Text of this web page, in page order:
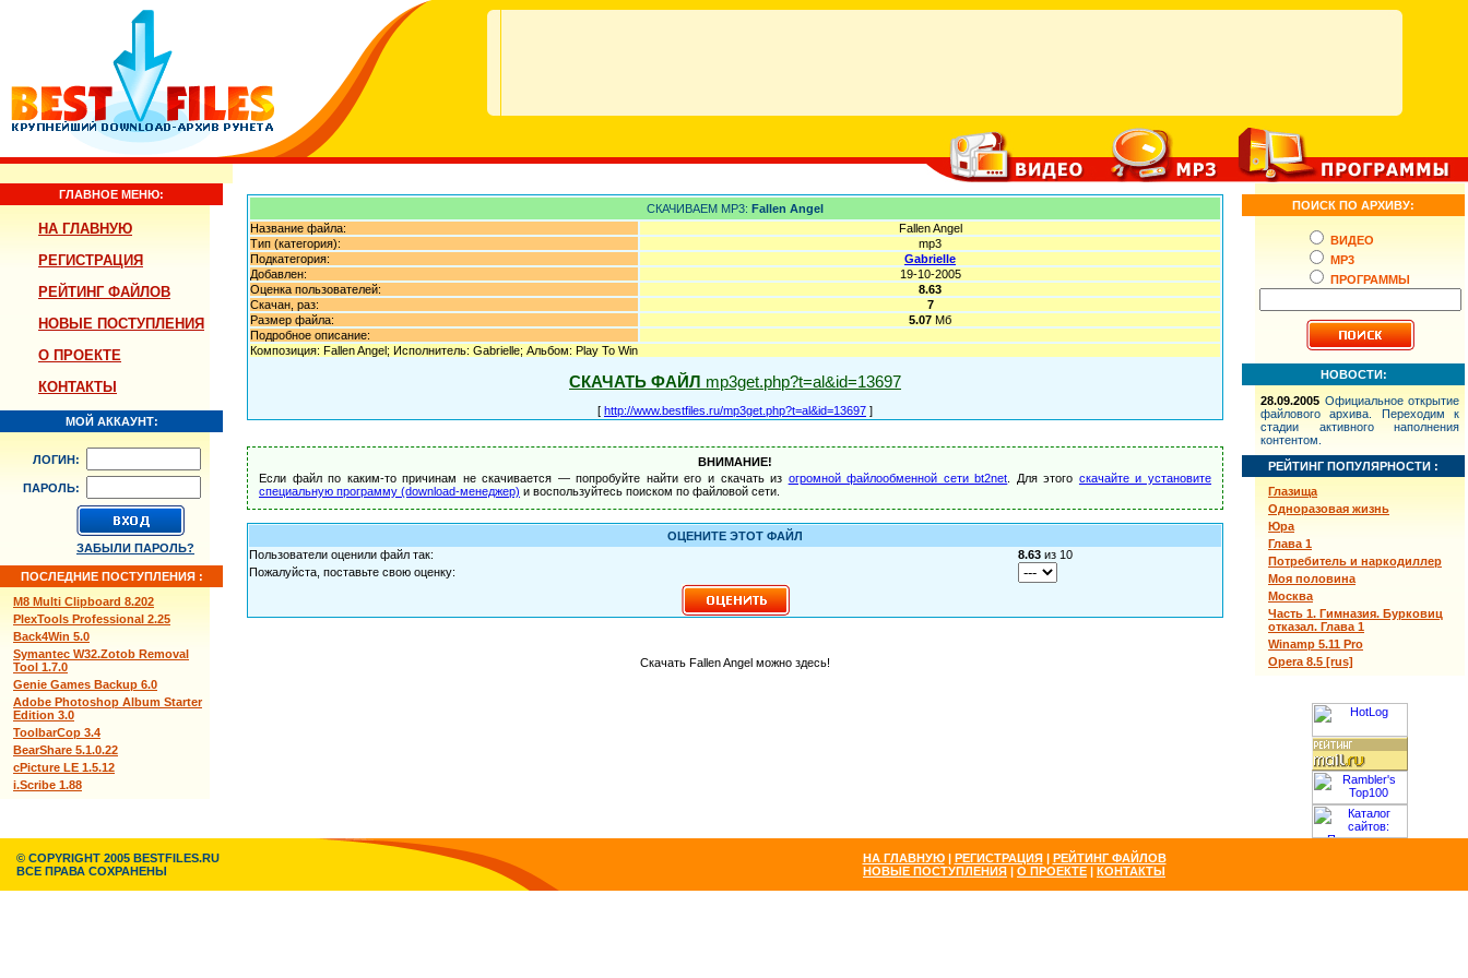
ГЛАВНОЕ МЕНЮ:
НА ГЛАВНУЮ
РЕГИСТРАЦИЯ
РЕЙТИНГ ФАЙЛОВ
НОВЫЕ ПОСТУПЛЕНИЯ
О ПРОЕКТЕ
КОНТАКТЫ
МОЙ АККАУНТ:
ЛОГИН:
ПАРОЛЬ:
ЗАБЫЛИ ПАРОЛЬ?
ПОСЛЕДНИЕ ПОСТУПЛЕНИЯ :
M8 Multi Clipboard 8.202
PlexTools Professional 2.25
Back4Win 5.0
Symantec W32.Zotob Removal
Tool 1.7.0
Genie Games Backup 6.0
Adobe Photoshop Album Starter
Edition 3.0
ToolbarCop 3.4
BearShare 5.1.0.22
cPicture LE 1.5.12
i.Scribe 1.88
СКАЧИВАЕМ MP3: Fallen Angel
Название файла:
Fallen Angel
Тип (категория):
mp3
Подкатегория:
Gabrielle
Добавлен:
19-10-2005
Оценка пользователей:
8.63
Скачан, раз:
7
Размер файла:
5.07 Мб
Подробное описание:
Композиция: Fallen Angel; Исполнитель: Gabrielle; Альбом: Play To Win
СКАЧАТЬ ФАЙЛ mp3get.php?t=al&id=13697
[ http://www.bestfiles.ru/mp3get.php?t=al&id=13697 ]
ВНИМАНИЕ!
Если файл по каким-то причинам не скачивается — попробуйте найти его и скачать из огромной файлообменной сети bt2net . Для этого скачайте и установите
специальную программу (download-менеджер) и воспользуйтесь поиском по файловой сети.
ОЦЕНИТЕ ЭТОТ ФАЙЛ
Пользователи оценили файл так:
8.63 из 10
Пожалуйста, поставьте свою оценку:
Скачать Fallen Angel можно здесь!
ПОИСК ПО АРХИВУ:
ВИДЕО
MP3
ПРОГРАММЫ
НОВОСТИ:
28.09.2005 Официальное открытие
файлового архива. Переходим к
стадии активного наполнения
контентом.
РЕЙТИНГ ПОПУЛЯРНОСТИ :
Глазища
Одноразовая жизнь
Юра
Глава 1
Потребитель и наркодиллер
Моя половина
Москва
Часть 1. Гимназия. Бурковиц
отказал. Глава 1
Winamp 5.11 Pro
Opera 8.5 [rus]
© COPYRIGHT 2005 BESTFILES.RU
ВСЕ ПРАВА СОХРАНЕНЫ
НА ГЛАВНУЮ | РЕГИСТРАЦИЯ | РЕЙТИНГ ФАЙЛОВ
НОВЫЕ ПОСТУПЛЕНИЯ | О ПРОЕКТЕ | КОНТАКТЫ